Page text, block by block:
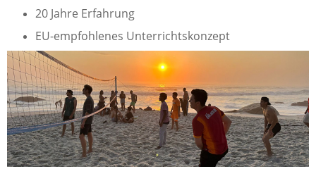
20 Jahre Erfahrung
EU-empfohlenes Unterrichtskonzept